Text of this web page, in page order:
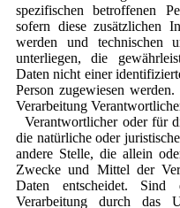
spezifischen betroffenen
sofern diese zusätzlichen
werden und technischen
unterliegen, die
Daten nicht einer
Person zugewiesen
Verarbeitung
Verantwortlicher oder für
die natürliche oder
andere Stelle, die allein
Zwecke und Mittel der
Daten entscheidet.
Verarbeitung durch das